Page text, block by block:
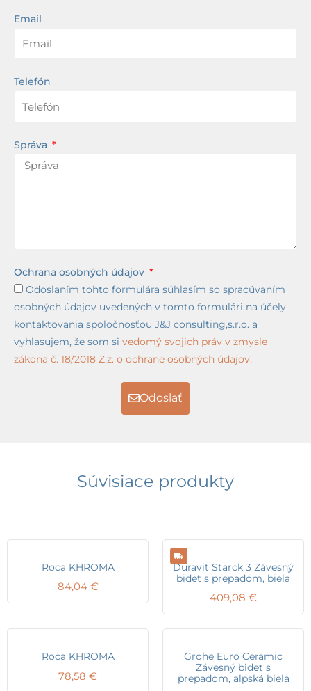
Email
Telefón
Správa
Ochrana osobných údajov
Odoslaním tohto formulára súhlasím so spracúvaním
osobných údajov uvedených v tomto formulári na účely
kontaktovania spoločnosťou J&J consulting,s.r.o. a
vyhlasujem, že som si vedomý svojich práv v zmysle
zákona č. 18/2018 Z.z. o ochrane osobných údajov.
Odoslať
Súvisiace produkty
Roca KHROMA
84,04 €
Duravit Starck 3 Závesný
bidet s prepadom, biela
409,08 €
Roca KHROMA
78,58 €
Grohe Euro Ceramic
Závesný bidet s
prepadom, alpská biela